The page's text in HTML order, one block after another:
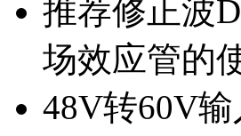
推荐修正波
场效应管的
48V转60V